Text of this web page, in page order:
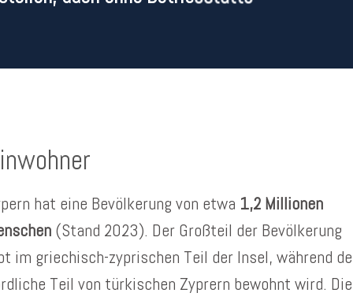
hat eine Bevölkerung von etwa 1,2 Millionen
(Stand 2023). Der Großteil der Bevölkerung
im griechisch-zyprischen Teil der Insel, während
Teil von türkischen Zyprern bewohnt wird. Die